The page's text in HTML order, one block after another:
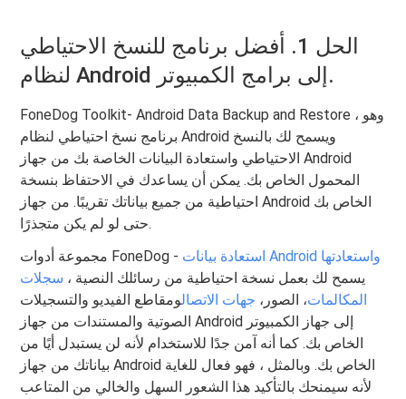
الحل 1. أفضل برنامج للنسخ الاحتياطي
لنظام Android إلى برامج الكمبيوتر.
FoneDog Toolkit- Android Data Backup and Restore ، وهو
برنامج نسخ احتياطي لنظام Android ويسمح لك بالنسخ
الاحتياطي واستعادة البيانات الخاصة بك من جهاز Android
المحمول الخاص بك. يمكن أن يساعدك في الاحتفاظ بنسخة
احتياطية من جميع بياناتك تقريبًا. من جهاز Android الخاص بك
حتى لو لم يكن متجذرًا.
مجموعة أدوات FoneDog -
استعادة بيانات Android واستعادتها
يسمح لك بعمل نسخة احتياطية من رسائلك النصية ، سجلات
المكالمات، الصور، جهات الاتصالومقاطع الفيديو والتسجيلات
الصوتية والمستندات من جهاز Android إلى جهاز الكمبيوتر
الخاص بك. كما أنه آمن جدًا للاستخدام لأنه لن يستبدل أيًا من
بياناتك من جهاز Android الخاص بك. وبالمثل ، فهو فعال للغاية
لأنه سيمنحك بالتأكيد هذا الشعور السهل والخالي من المتاعب